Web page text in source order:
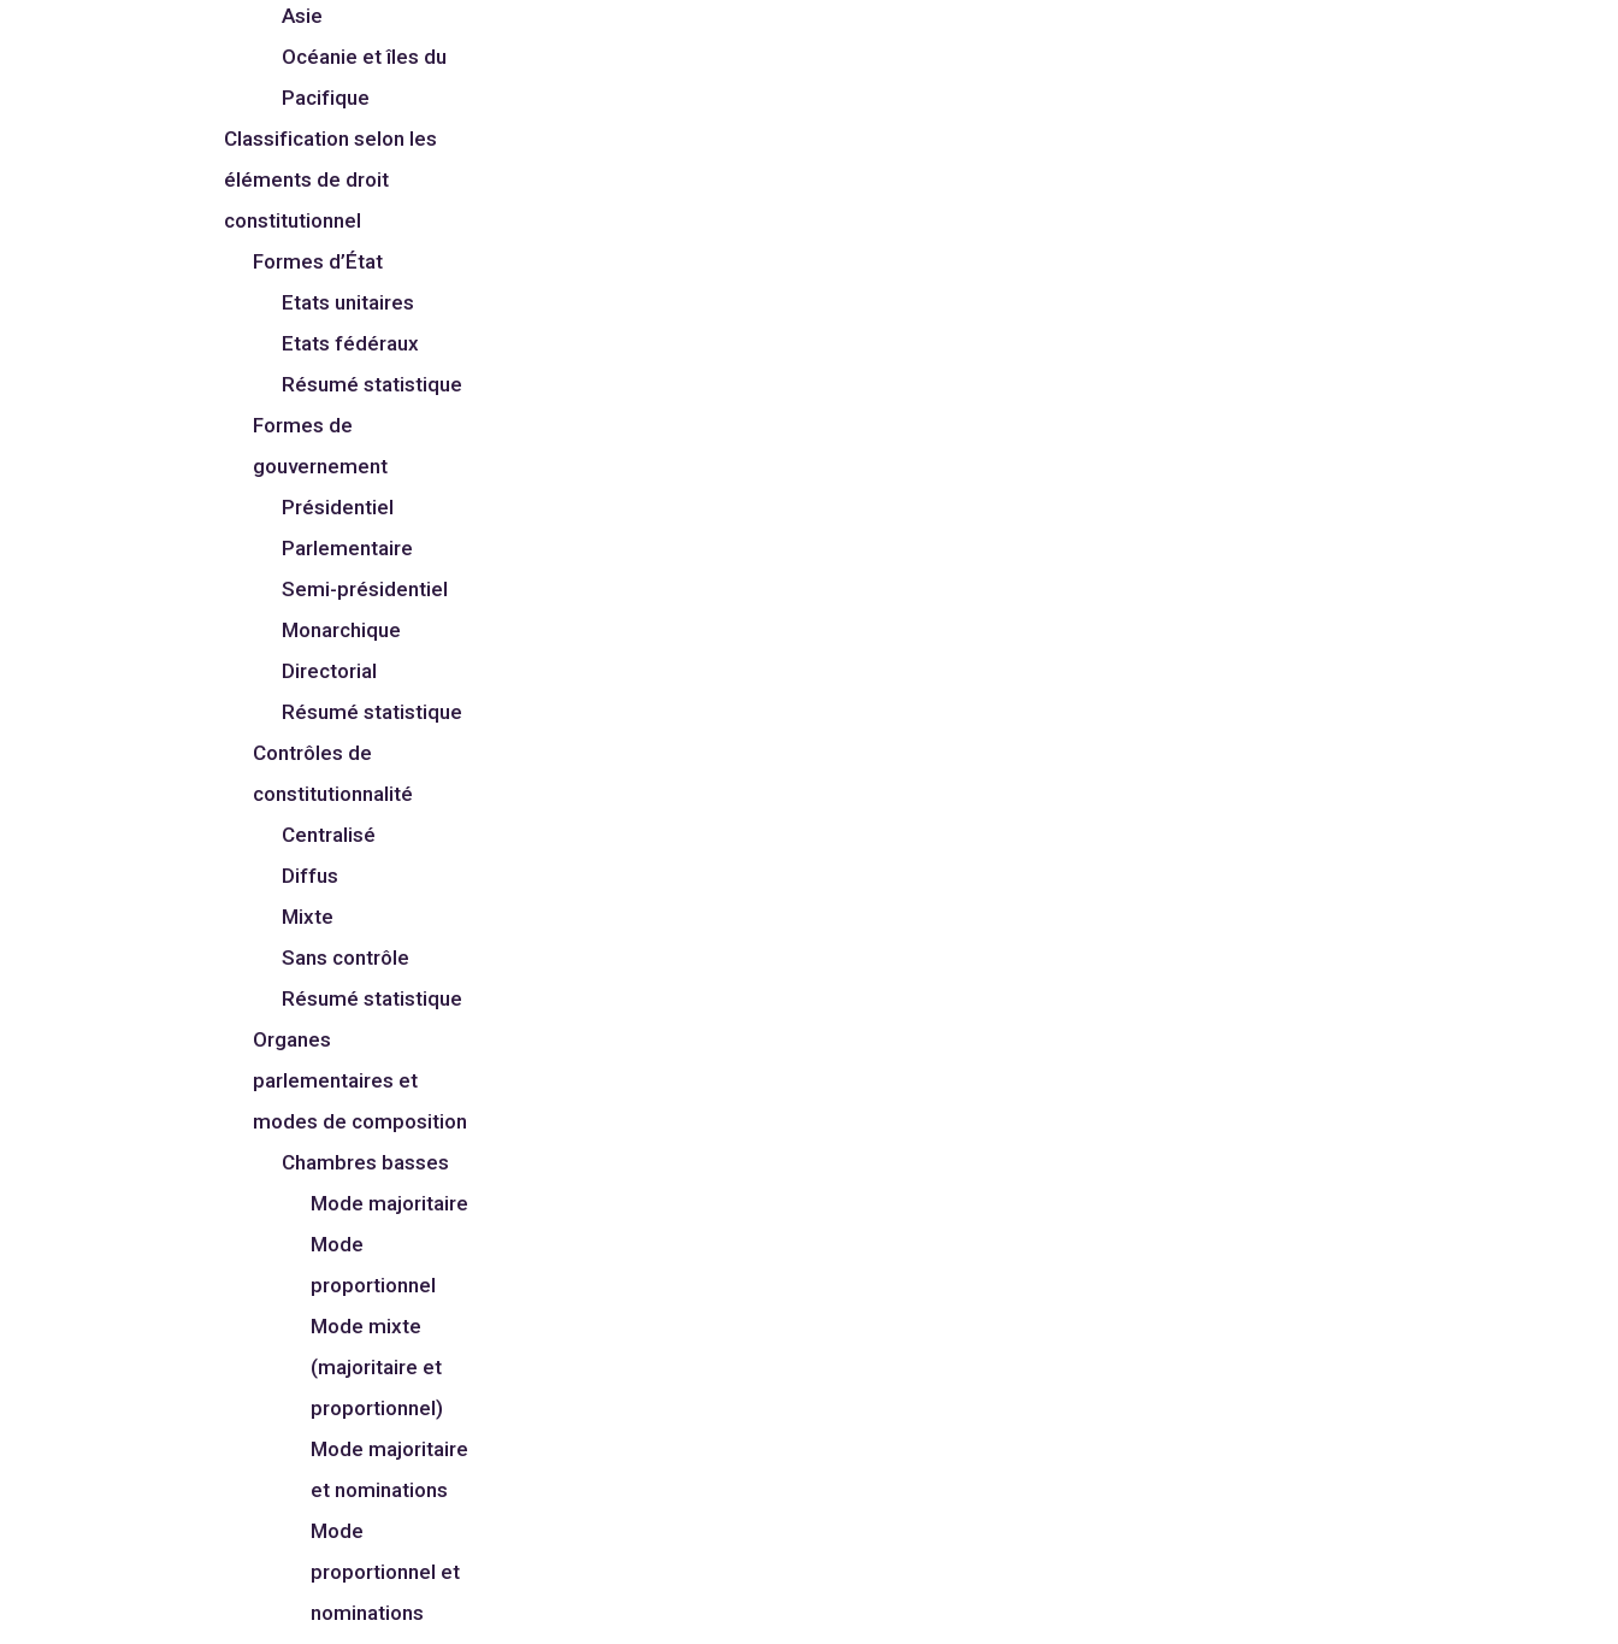
Asie
Océanie et îles du
Pacifique
Classification selon les
éléments de droit
constitutionnel
Formes d’État
Etats unitaires
Etats fédéraux
Résumé statistique
Formes de
gouvernement
Présidentiel
Parlementaire
Semi-présidentiel
Monarchique
Directorial
Résumé statistique
Contrôles de
constitutionnalité
Centralisé
Diffus
Mixte
Sans contrôle
Résumé statistique
Organes
parlementaires et
modes de composition
Chambres basses
Mode majoritaire
Mode
proportionnel
Mode mixte
(majoritaire et
proportionnel)
Mode majoritaire
et nominations
Mode
proportionnel et
nominations